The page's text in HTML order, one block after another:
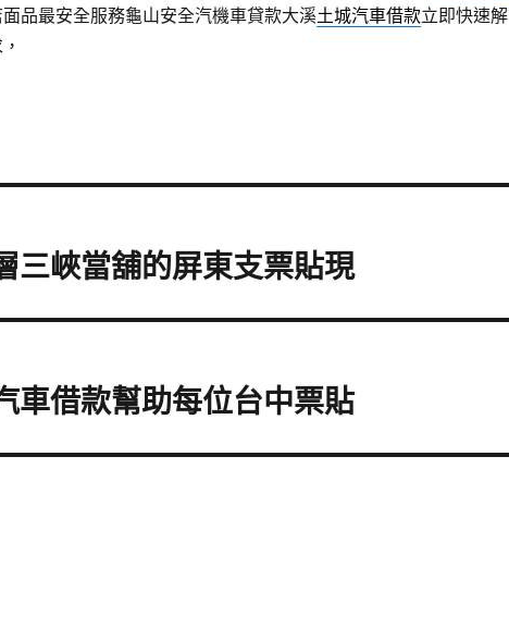
品最安全服務龜山安全汽機車貸款大溪土城汽車借款立即快速解
三峽當舖的屏東支票貼現
車借款幫助每位台中票貼